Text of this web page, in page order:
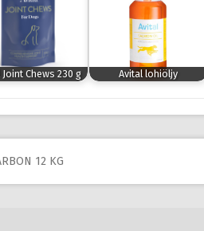
Joint Chews 230 g Avital lohiöljy
12 KG